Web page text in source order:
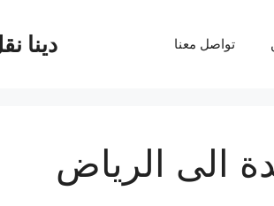
دينا تواصل معنا
الى الرياض